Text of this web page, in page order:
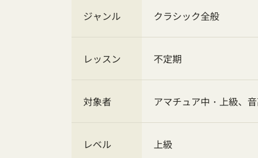
ジャンル クラシック全般
レッスン 不定期
対象者 アマチュア中・上級、
レベル 上級